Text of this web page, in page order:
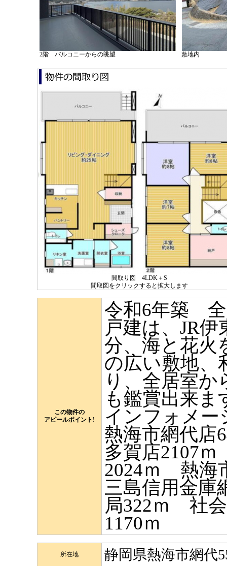
2階 バルコニーからの眺望 敷地内
間取り図 4LDK＋S
間取図をクリックすると拡大します
この物件の
アピールポイント!
令和6年築 全
戸建は、JR
分、海と花火
の広い敷地、
り、全居室
も鑑賞出来
インフォメー
熱海市網代
多賀店2107
2024ｍ 熱海
三島信用金
局322ｍ 社
1170ｍ
所在地 静岡県熱海市網代